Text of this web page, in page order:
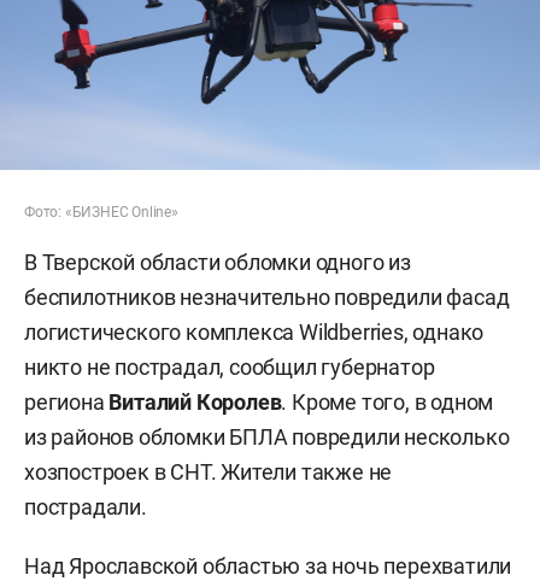
Фото: «БИЗНЕС Online»
В Тверской области обломки одного из
беспилотников незначительно повредили фасад
логистического комплекса Wildberries, однако
никто не пострадал, сообщил губернатор
региона Виталий Королев. Кроме того, в одном
из районов обломки БПЛА повредили несколько
хозпостроек в СНТ. Жители также не
пострадали.
Над Ярославской областью за ночь перехватили